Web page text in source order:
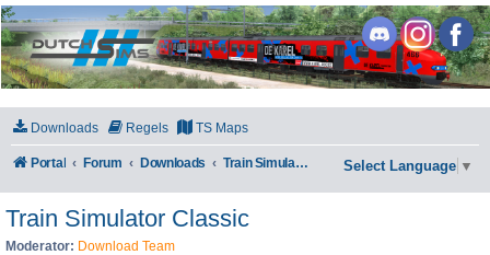
DutchSims
Downloads Regels TS Maps
Portal Forum Downloads Train Simulator Classic Select Language ▼
Train Simulator Classic
Moderator: Download Team